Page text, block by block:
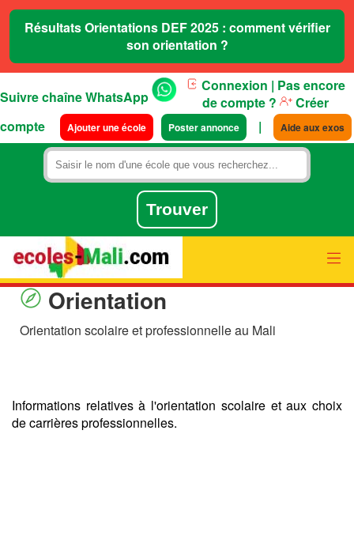
Résultats Orientations DEF 2025 : comment vérifier
son orientation ?
Suivre chaîne WhatsApp
Connexion | Pas encore
de compte ?
Créer
compte
Ajouter une école Poster annonce | Aide aux exos
Orientation
Orientation scolaire et professionnelle au Mali
Informations relatives à l'orientation scolaire et aux choix
de carrières professionnelles.